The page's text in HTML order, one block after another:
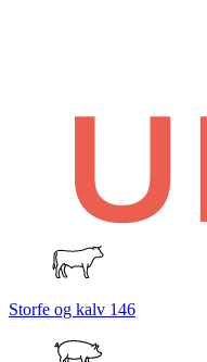
Storfe og kalv 146